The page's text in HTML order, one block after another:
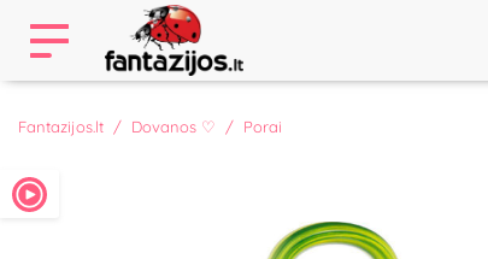
Fantazijos.lt Dovanos ♡ Porai